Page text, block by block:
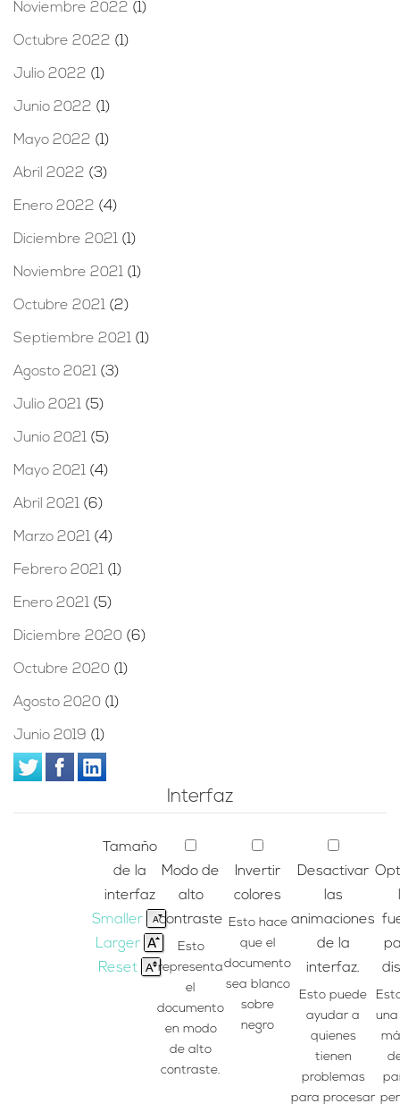
Noviembre 2022 (1)
Octubre 2022 (1)
Julio 2022 (1)
Junio 2022 (1)
Mayo 2022 (1)
Abril 2022 (3)
Enero 2022 (4)
Diciembre 2021 (1)
Noviembre 2021 (1)
Octubre 2021 (2)
Septiembre 2021 (1)
Agosto 2021 (3)
Julio 2021 (5)
Junio 2021 (5)
Mayo 2021 (4)
Abril 2021 (6)
Marzo 2021 (4)
Febrero 2021 (1)
Enero 2021 (5)
Diciembre 2020 (6)
Octubre 2020 (1)
Agosto 2020 (1)
Junio 2019 (1)
Interfaz
Tamaño
de la
interfaz
Smaller
Larger
Reset
Modo de
alto
contraste
Esto
representa
el
documento
en modo
de alto
contraste.
Invertir
colores
Esto hace
que el
documento
sea blanco
sobre
negro
Desactivar
las
animaciones
de la
interfaz.
Esto puede
ayudar a
quienes
tienen
problemas
para procesar